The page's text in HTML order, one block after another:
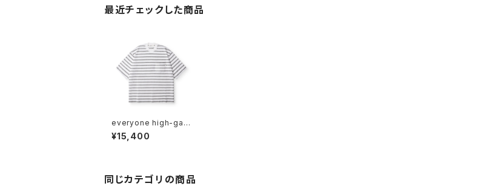
最近チェックした商品
everyone high-gau
ge cotton border sh
ort sleeve tee shirt
¥15,400
同じカテゴリの商品